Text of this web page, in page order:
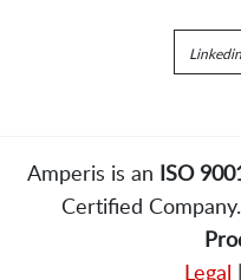
Linkedin
Amperis is an ISO
Certified
Legal |